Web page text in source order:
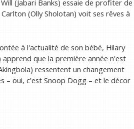
(Jabari Banks) essaie de profiter de
(Olly Sholotan) voit ses rêves à
à l'actualité de son bébé, Hilary
apprend que la première année n'est
ressentent un changement
– oui, c’est Snoop Dogg – et le décor